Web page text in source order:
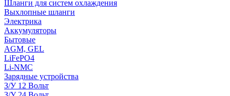
Шланги для систем охлаждения
Выхлопные шланги
Электрика
Аккумуляторы
Бытовые
AGM, GEL
LiFePO4
Li-NMC
Зарядные устройства
З/У 12 Вольт